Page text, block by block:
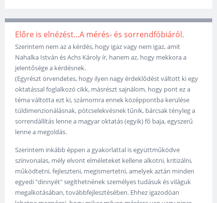
Előre is elnézést...A mérés- és sorrendfóbiáról.
Szerintem nem az a kérdés, hogy igaz vagy nem igaz, amit
Nahalka István és Achs Károly ír, hanem az, hogy mekkora a
jelentősége a kérdésnek.
(Egyrészt örvendetes, hogy ilyen nagy érdeklődést váltott ki egy
oktatással foglalkozó cikk, másrészt sajnálom, hogy pont ez a
téma váltotta ezt ki, számomra ennek középpontba kerülése
túldimenzionálásnak, pótcselekvésnek tűnik, bárcsak tényleg a
sorrendállítás lenne a magyar oktatás (egyik) fő baja, egyszerű
lenne a megoldás.
Szerintem inkább éppen a gyakorlattal is együttműködve
színvonalas, mély elvont elméleteket kellene alkotni, kritizálni,
működtetni, fejleszteni, megismertetni, amelyek aztán minden
egyedi "dinnyét" segíthetnének személyes tudásuk és világuk
megalkotásában, továbbfejlesztésében. Ehhez igazodóan